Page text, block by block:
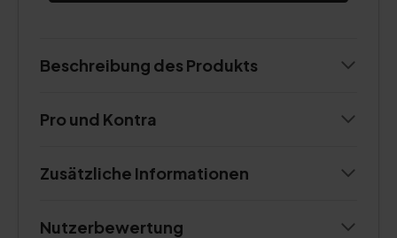
Beschreibung des Produkts
Pro und Kontra
Zusätzliche Informationen
Nutzerbewertung